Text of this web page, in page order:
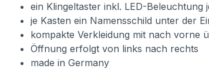
ein Klingeltaster inkl. LED-Beleuchtung
je Kasten ein Namensschild unter der
kompakte Verkleidung mit nach vorne
Öffnung erfolgt von links nach rechts
made in Germany